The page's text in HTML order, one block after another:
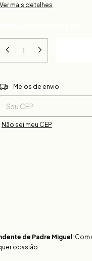
Ver mais detalhes
Entregas para o CEP:
Meios de envio
Não sei meu CEP
de Padre Miguel ! Com
ocasião.